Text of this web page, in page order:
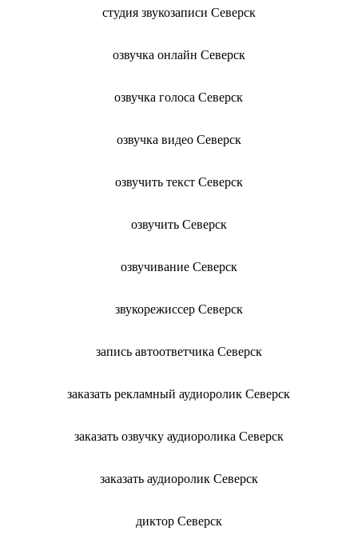
студия звукозаписи Северск
озвучка онлайн Северск
озвучка голоса Северск
озвучка видео Северск
озвучить текст Северск
озвучить Северск
озвучивание Северск
звукорежиссер Северск
запись автоответчика Северск
заказать рекламный аудиоролик Северск
заказать озвучку аудиоролика Северск
заказать аудиоролик Северск
диктор Северск